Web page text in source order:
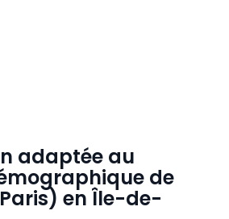
adaptée au
de
en Île-de-